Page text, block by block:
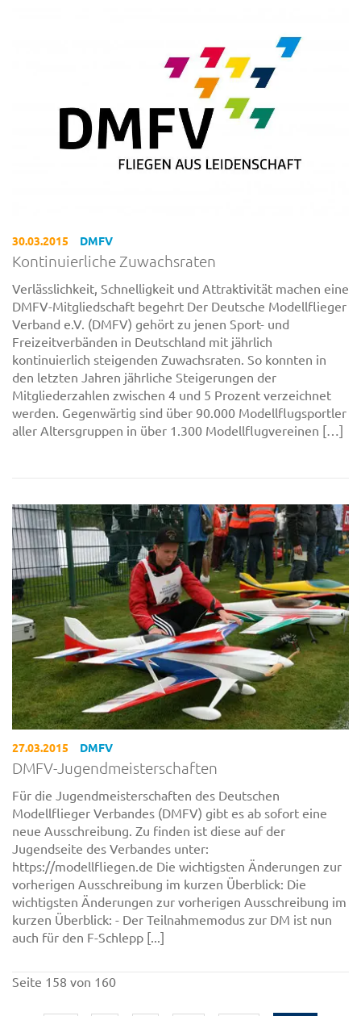
30.03.2015 DMFV
Kontinuierliche Zuwachsraten
Verlässlichkeit, Schnelligkeit und Attraktivität machen eine
DMFV-Mitgliedschaft begehrt Der Deutsche Modellflieger
Verband e.V. (DMFV) gehört zu jenen Sport- und
Freizeitverbänden in Deutschland mit jährlich
kontinuierlich steigenden Zuwachsraten. So konnten in
den letzten Jahren jährliche Steigerungen der
Mitgliederzahlen zwischen 4 und 5 Prozent verzeichnet
werden. Gegenwärtig sind über 90.000 Modellflugsportler
aller Altersgruppen in über 1.300 Modellflugvereinen […]
27.03.2015 DMFV
DMFV-Jugendmeisterschaften
Für die Jugendmeisterschaften des Deutschen
Modellflieger Verbandes (DMFV) gibt es ab sofort eine
neue Ausschreibung. Zu finden ist diese auf der
Jugendseite des Verbandes unter:
https://modellfliegen.de Die wichtigsten Änderungen zur
vorherigen Ausschreibung im kurzen Überblick: Die
wichtigsten Änderungen zur vorherigen Ausschreibung im
kurzen Überblick: - Der Teilnahmemodus zur DM ist nun
auch für den F-Schlepp [...]
Seite 158 von 160